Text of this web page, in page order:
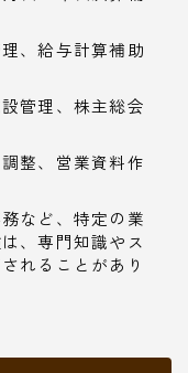
、給与計算補助
管理、株主総会
整、営業資料作
など、特定の業
、専門知識やス
れることがあり